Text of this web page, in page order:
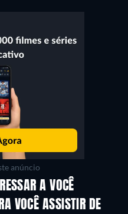
anúncio
A VOCÊ
VOCÊ ASSISTIR DE